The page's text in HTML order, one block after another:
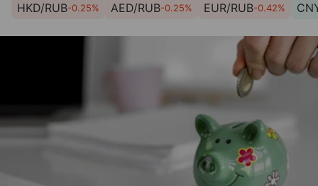
HKD/RUB-0.25% AED/RUB-0.25% EUR/RUB-0.42%